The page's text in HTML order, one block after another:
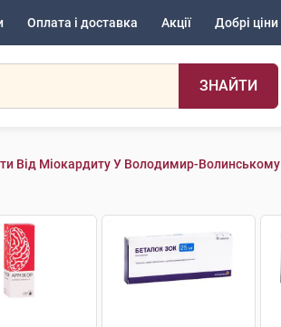
Оплата і доставка Акції Добрі ціни
ЗНАЙТИ
Від Міокардиту У Володимир-Волинському